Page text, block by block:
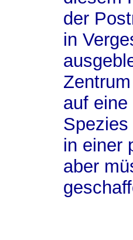
der
in
auf
in einer
aber